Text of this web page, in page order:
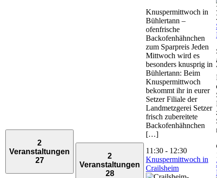
2
Veranstaltungen
27
2
Veranstaltungen
28
Knuspermittwoch in
Bühlertann –
ofenfrische
Backofenhähnchen
zum Sparpreis Jeden
Mittwoch wird es
besonders knusprig in
Bühlertann: Beim
Knuspermittwoch
bekommt ihr in eurer
Setzer Filiale der
Landmetzgerei Setzer
frisch zubereitete
Backofenhähnchen
[…]
11:30 - 12:30
Knuspermittwoch in
Crailsheim